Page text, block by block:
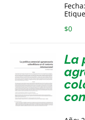
Fecha:
$0
La